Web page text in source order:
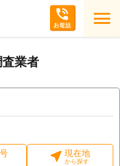
業者
現在地
から探す